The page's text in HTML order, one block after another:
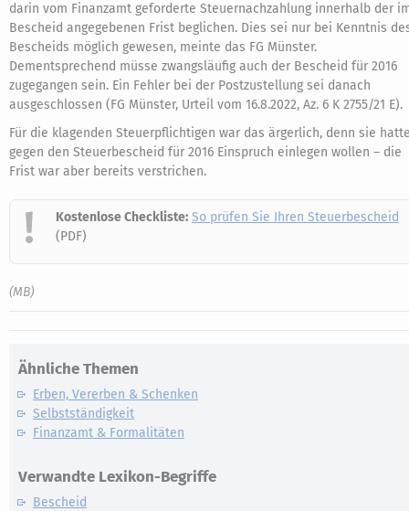
darin vom Finanzamt geforderte Steuernachzahlung innerhalb der
Bescheid angegebenen Frist beglichen. Dies sei nur bei Kenntnis
Bescheids möglich gewesen, meinte das FG Münster.
Dementsprechend müsse zwangsläufig auch der Bescheid für 2016
zugegangen sein. Ein Fehler bei der Postzustellung sei danach
ausgeschlossen (FG Münster, Urteil vom 16.8.2022, Az. 6 K 2755/21 E).
Für die klagenden Steuerpflichtigen war das ärgerlich, denn sie
gegen den Steuerbescheid für 2016 Einspruch einlegen wollen – die
Frist war aber bereits verstrichen.
Kostenlose Checkliste: So prüfen Sie Ihren Steuerbescheid
(PDF)
(MB)
Ähnliche Themen
Erben, Vererben & Schenken
Selbstständigkeit
Finanzamt & Formalitäten
Verwandte Lexikon-Begriffe
Bescheid